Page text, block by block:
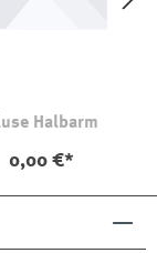
Halbarm
0,00 €*